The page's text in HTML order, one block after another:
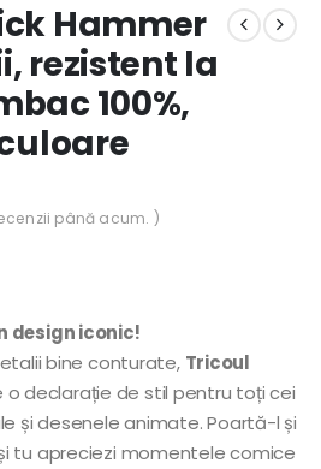
Hammer
rezistent la
100%,
până acum. )
design iconic!
bine conturate, Tricoul
o declarație de stil pentru toți cei
și desenele animate. Poartă-l și
tu apreciezi momentele comice